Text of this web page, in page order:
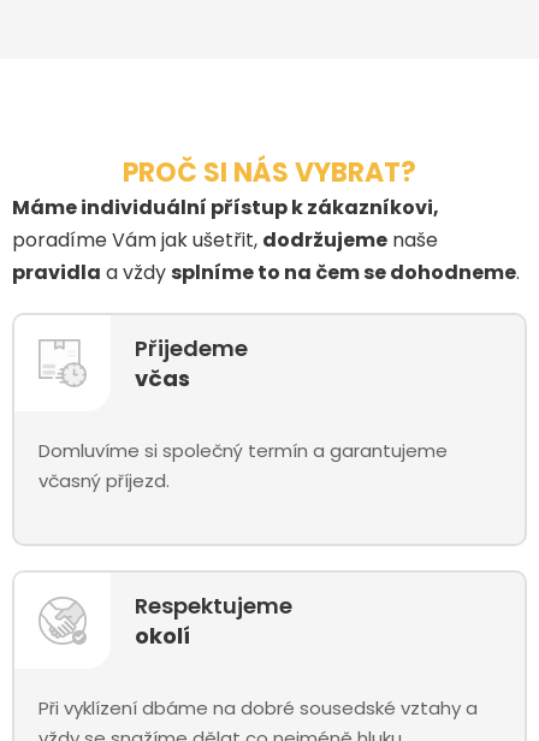
PROČ SI NÁS VYBRAT?
Máme individuální přístup k zákazníkovi,
poradíme Vám jak ušetřit, dodržujeme naše
pravidla a vždy splníme to na čem se dohodneme.
Přijedeme
včas
Domluvíme si společný termín a garantujeme
včasný příjezd.
Respektujeme
okolí
Při vyklízení dbáme na dobré sousedské vztahy a